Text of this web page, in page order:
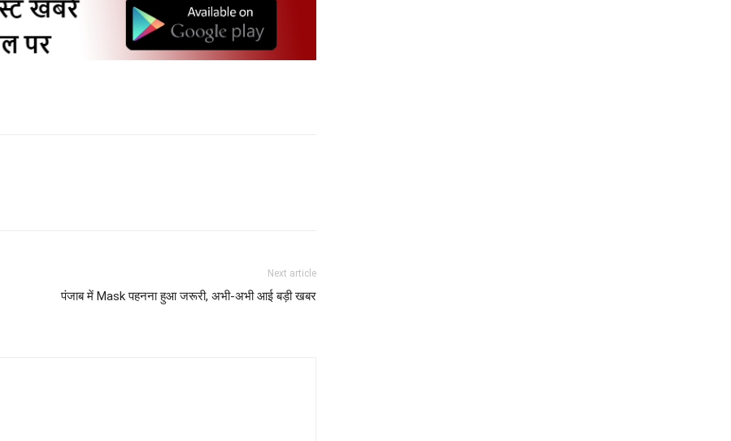
Next article
पंजाब में Mask पहनना हुआ जरूरी, अभी-अभी आई बड़ी खबर